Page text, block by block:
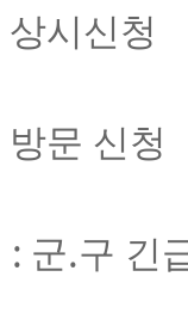
상시신청
방문 신청
: 군.구 긴